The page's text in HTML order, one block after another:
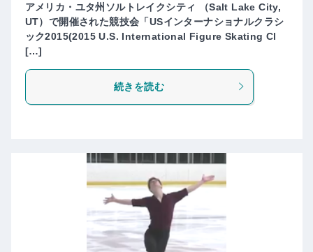
アメリカ・ユタ州ソルトレイクシティ （Salt Lake City,
UT）で開催された競技会「USインターナショナルクラシ
ック2015(2015 U.S. International Figure Skating Cl
[…]
続きを読む